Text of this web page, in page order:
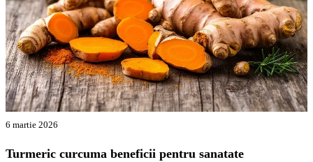
6 martie 2026
Turmeric curcuma beneficii pentru sanatate